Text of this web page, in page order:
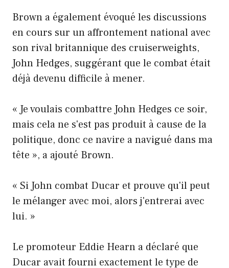
Brown a également évoqué les discussions
en cours sur un affrontement national avec
son rival britannique des cruiserweights,
John Hedges, suggérant que le combat était
déjà devenu difficile à mener.
« Je voulais combattre John Hedges ce soir,
mais cela ne s'est pas produit à cause de la
politique, donc ce navire a navigué dans ma
tête », a ajouté Brown.
« Si John combat Ducar et prouve qu'il peut
le mélanger avec moi, alors j'entrerai avec
lui. »
Le promoteur Eddie Hearn a déclaré que
Ducar avait fourni exactement le type de